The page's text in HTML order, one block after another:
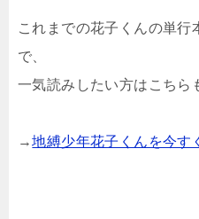
これまでの花子くんの単
で、
一気読みしたい方はこちら
→地縛少年花子くんを今す